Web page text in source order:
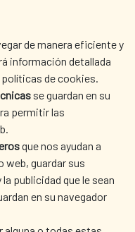
de manera eficiente y
información detallada
políticas de cookies.
se guardan en su
permitir las
que nos ayudan a
guardar sus
publicidad que le sean
en su navegador
DÓNDE COOPERAMOS
SALA DE PRENSA
BIBLIOTECA